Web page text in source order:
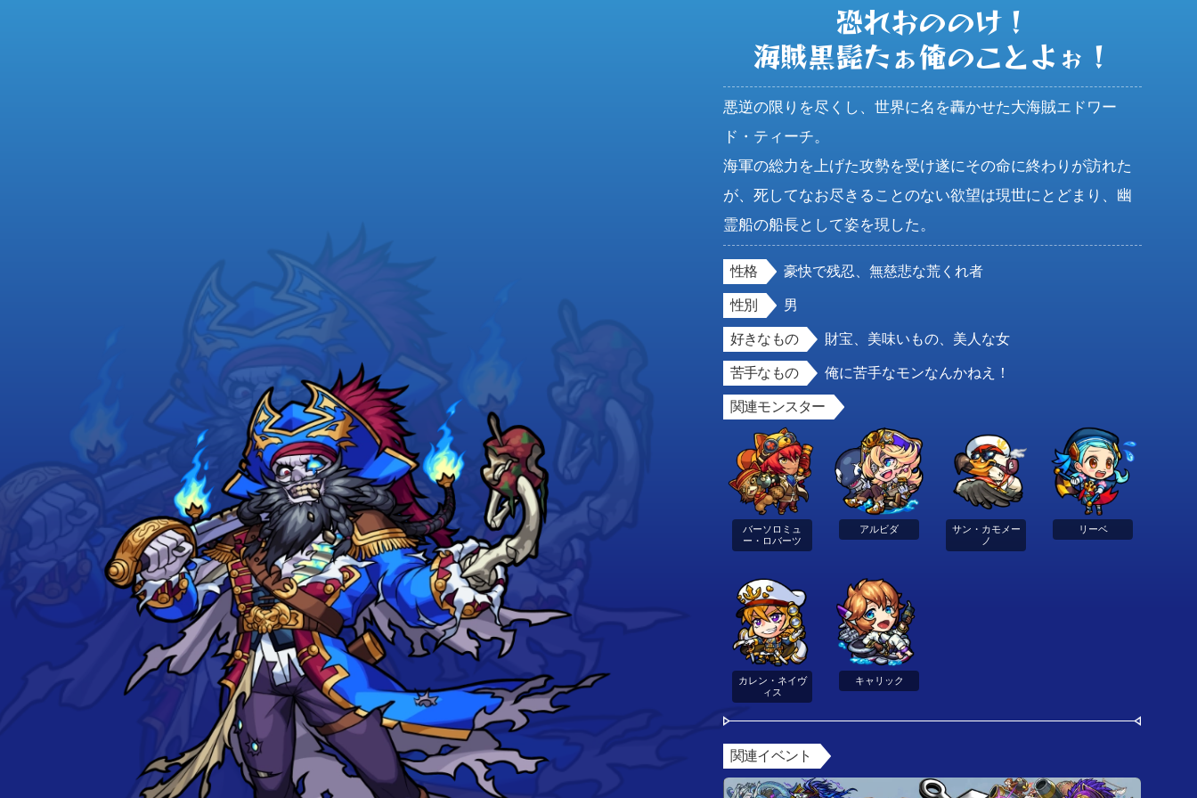
恐れおののけ！
海賊黒髭たぁ俺のことよぉ！
悪逆の限りを尽くし、世界に名を轟かせた大海賊エドワー
ド・ティーチ。
海軍の総力を上げた攻勢を受け遂にその命に終わりが訪れた
が、死してなお尽きることのない欲望は現世にとどまり、幽
霊船の船長として姿を現した。
性格 豪快で残忍、無慈悲な荒くれ者
性別 男
好きなもの 財宝、美味いもの、美人な女
苦手なもの 俺に苦手なモンなんかねえ！
関連モンスター
バーソロミュ
ー・ロバーツ
アルビダ
サン・カモメー
ノ
リーベ
カレン・ネイヴ
ィス
キャリック
関連イベント